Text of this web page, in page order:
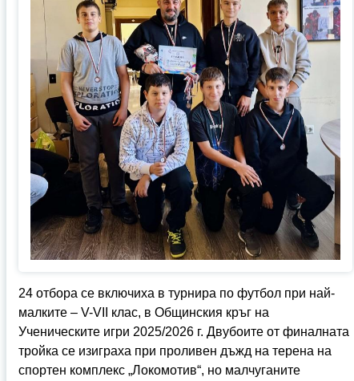
24 отбора се включиха в турнира по футбол при най-
малките – V-VII клас, в Общинския кръг на
Ученическите игри 2025/2026 г. Двубоите от финалната
тройка се изиграха при проливен дъжд на терена на
спортен комплекс „Локомотив“, но малчуганите